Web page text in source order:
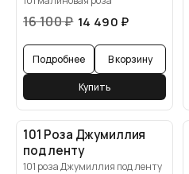
16 100₽ 14 490 ₽
Подробнее В корзину
Купить
101 Роза Джумиллия
под ленту
101 роза Джумиллия под ленту